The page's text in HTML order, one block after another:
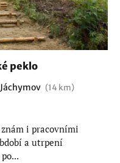
peklo
Jáchymov (14 km)
i pracovními
a utrpení